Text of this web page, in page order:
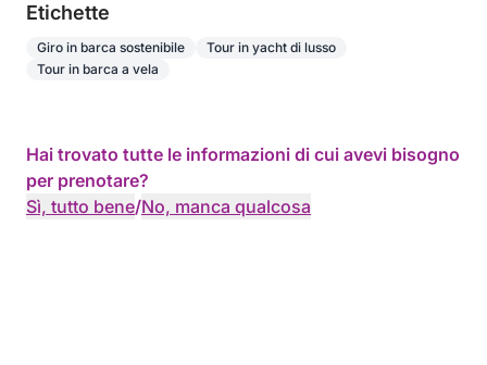
Etichette
Giro in barca sostenibile
Tour in yacht di lusso
Tour in barca a vela
Hai trovato tutte le informazioni di cui avevi bisogno
per prenotare?
Sì, tutto bene/No, manca qualcosa